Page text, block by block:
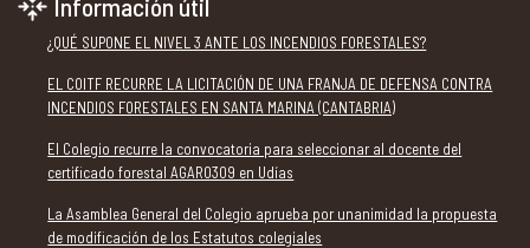
¿QUÉ SUPONE EL NIVEL 3 ANTE LOS INCENDIOS FORESTALES?
EL COITF RECURRE LA LICITACIÓN DE UNA FRANJA DE DEFENSA CONTRA
INCENDIOS FORESTALES EN SANTA MARINA (CANTABRIA)
El Colegio recurre la convocatoria para seleccionar al docente del
certificado forestal AGAR0309 en Udías
La Asamblea General del Colegio aprueba por unanimidad la propuesta
de modificación de los Estatutos colegiales